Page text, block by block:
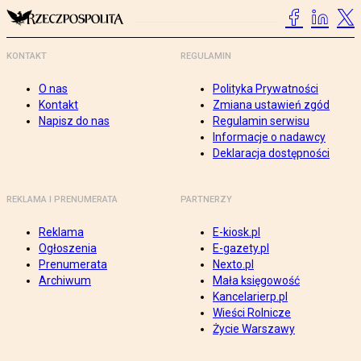
KONTAKT
O nas
Kontakt
Napisz do nas
REGULAMIN
Polityka Prywatności
Zmiana ustawień zgód
Regulamin serwisu
Informacje o nadawcy
Deklaracja dostępności
REKLAMA I PRENUMERATA
Reklama
Ogłoszenia
Prenumerata
Archiwum
PARTNERZY
E-kiosk.pl
E-gazety.pl
Nexto.pl
Mała księgowość
Kancelarierp.pl
Wieści Rolnicze
Życie Warszawy